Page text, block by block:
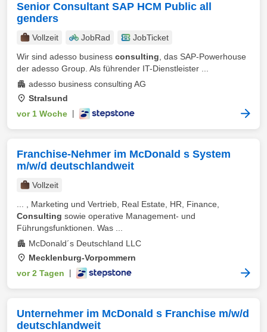
Senior Consultant SAP HCM Public all
genders
Vollzeit JobRad
JobTicket
Wir sind adesso business consulting , das SAP-Powerhouse
der adesso Group. Als führender IT-Dienstleister ...
adesso business consulting AG
Stralsund
vor 1 Woche
Franchise-Nehmer im McDonald s System
m/w/d deutschlandweit
Vollzeit
... , Marketing und Vertrieb, Real Estate, HR, Finance,
Consulting sowie operative Management‑ und
Führungsfunktionen. Was ...
McDonald´s Deutschland LLC
Mecklenburg-Vorpommern
vor 2 Tagen
Unternehmer im McDonald s Franchise m/w/d
deutschlandweit